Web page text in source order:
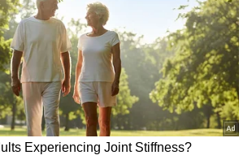
ದೂರು ನೀಡಿದಾಗ, ಪುರುಷ ತನ್ನ
ಎಕೆ ಕುಟುಂಬದ ಆಸ್ತಿಯನ್ನು
ತಾನು ಹೆಣ್ಣಿನ ವೇಷ ಧರಿಸಿ
ಮದುವೆಯಾಗಿದ್ದಾಗಿ ಪೊಲೀಸರ
ಸದ್ಯ ಪೊಲೀಸರು ಆರೋಪಿಯನ್ನು
ದಾಖಲಿಸಿಕೊಂಡಿದ್ದಾರೆ. ಒಂದು ವರ್ಷ